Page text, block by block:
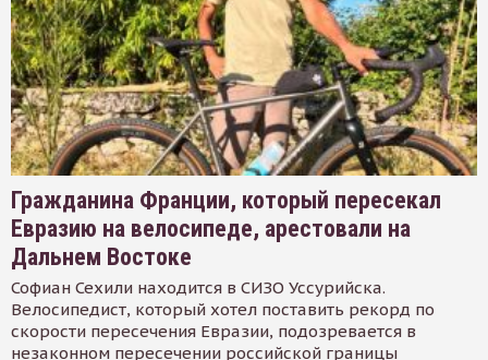
Гражданина Франции, который пересекал
Евразию на велосипеде, арестовали на
Дальнем Востоке
Софиан Сехили находится в СИЗО Уссурийска.
Велосипедист, который хотел поставить рекорд по
скорости пересечения Евразии, подозревается в
незаконном пересечении российской границы